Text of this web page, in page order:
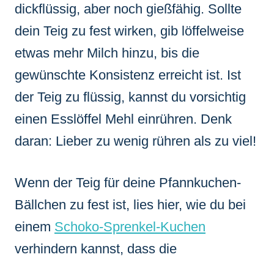
dickflüssig, aber noch gießfähig. Sollte
dein Teig zu fest wirken, gib löffelweise
etwas mehr Milch hinzu, bis die
gewünschte Konsistenz erreicht ist. Ist
der Teig zu flüssig, kannst du vorsichtig
einen Esslöffel Mehl einrühren. Denk
daran: Lieber zu wenig rühren als zu viel!
Wenn der Teig für deine Pfannkuchen-
Bällchen zu fest ist, lies hier, wie du bei
einem Schoko-Sprenkel-Kuchen
verhindern kannst, dass die